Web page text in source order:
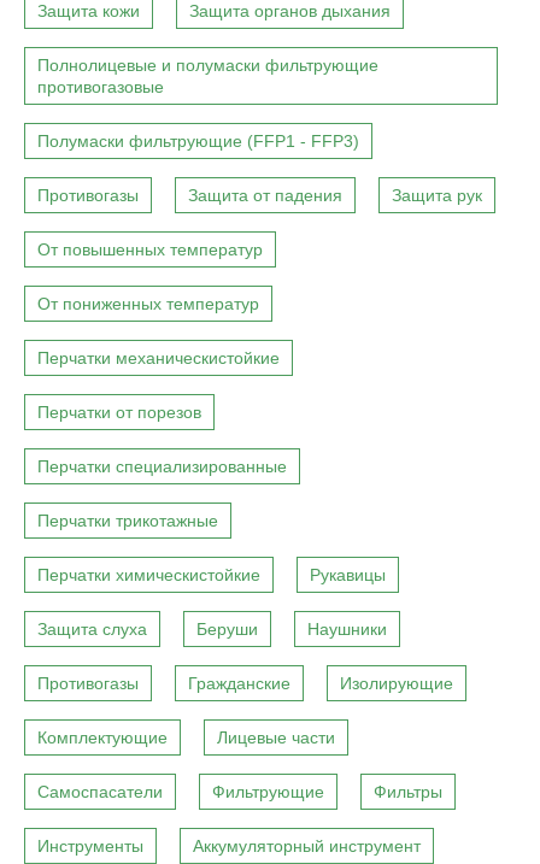
Защита кожи Защита органов дыхания
Полнолицевые и полумаски фильтрующие
противогазовые
Полумаски фильтрующие (FFP1 - FFP3)
Противогазы Защита от падения Защита рук
От повышенных температур
От пониженных температур
Перчатки механическистойкие
Перчатки от порезов
Перчатки специализированные
Перчатки трикотажные
Перчатки химическистойкие Рукавицы
Защита слуха Беруши Наушники
Противогазы Гражданские Изолирующие
Комплектующие Лицевые части
Самоспасатели Фильтрующие Фильтры
Инструменты Аккумуляторный инструмент